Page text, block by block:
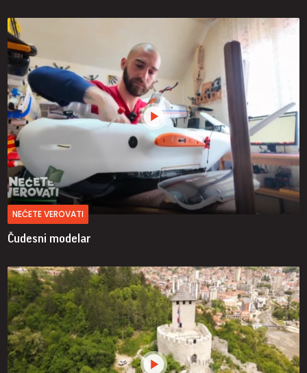
NEĆETE VEROVATI
Čudesni modelar